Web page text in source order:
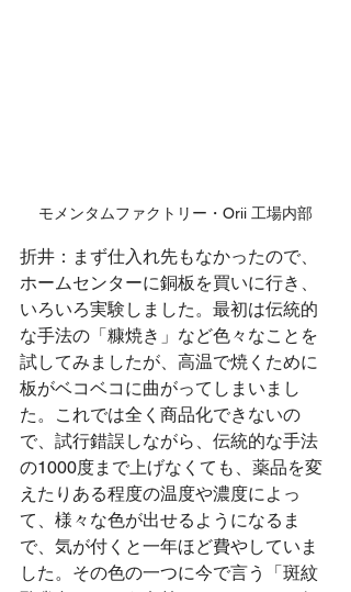
モメンタムファクトリー・Orii 工場内部
折井：まず仕入れ先もなかったので、
ホームセンターに銅板を買いに行き、
いろいろ実験しました。最初は伝統的
な手法の「糠焼き」など色々なことを
試してみましたが、高温で焼くために
板がベコベコに曲がってしまいまし
た。これでは全く商品化できないの
で、試行錯誤しながら、伝統的な手法
の1000度まで上げなくても、薬品を変
えたりある程度の温度や濃度によっ
て、様々な色が出せるようになるま
で、気が付くと一年ほど費やしていま
した。その色の一つに今で言う「斑紋